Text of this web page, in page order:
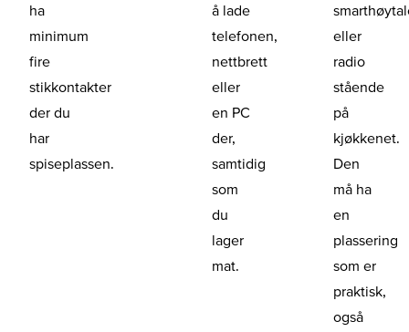
ha
minimum
fire
stikkontakter
der du
har
spiseplassen.
å lade
telefonen,
nettbrett
eller
en PC
der,
samtidig
som
du
lager
mat.
eller
radio
stående
på
kjøkkenet.
Den
må ha
en
plassering
som er
praktisk,
også